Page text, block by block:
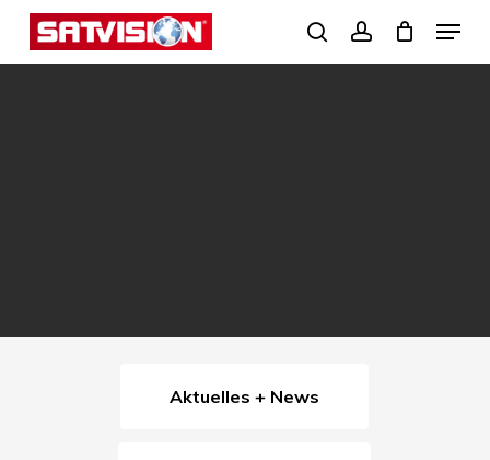
Skip
search
Menu
Aktuelles + News